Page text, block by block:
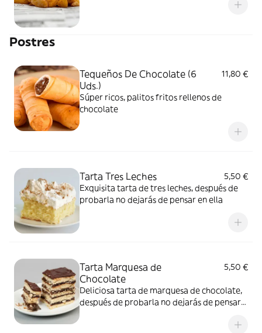
Postres
Tequeños De Chocolate (6
Uds.)
11,80 €
Súper ricos, palitos fritos rellenos de
chocolate
Tarta Tres Leches
5,50 €
Exquisita tarta de tres leches, después de
probarla no dejarás de pensar en ella
Tarta Marquesa de
Chocolate
5,50 €
Deliciosa tarta de marquesa de chocolate,
después de probarla no dejarás de pensar